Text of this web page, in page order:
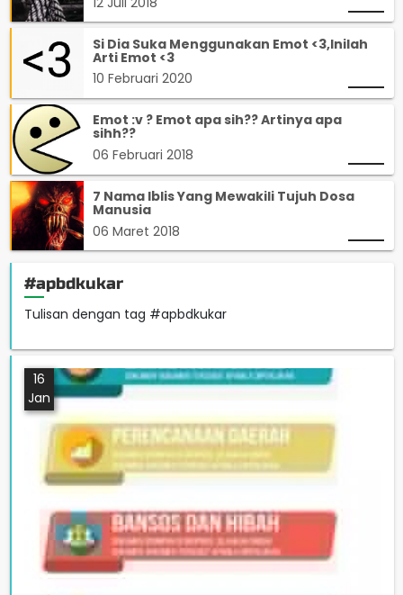
Si Dia Suka Menggunakan Emot <3,Inilah
Arti Emot <3
10 Februari 2020
Emot :v ? Emot apa sih?? Artinya apa
sihh??
06 Februari 2018
7 Nama Iblis Yang Mewakili Tujuh Dosa
Manusia
06 Maret 2018
#apbdkukar
Tulisan dengan tag #apbdkukar
16
Jan